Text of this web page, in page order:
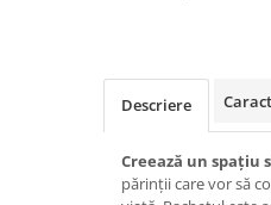
Descriere
Creează un spațiu
părinții care vor să